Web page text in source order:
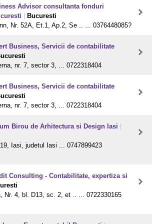
Advisor consultanta fonduri
Bucuresti
Nr. 52A, Et.1, Ap.2, Se .. ... 0376448085?
Business, Servicii de contabilitate
nr. 7, sector 3, ... 0722318404
Business, Servicii de contabilitate
nr. 7, sector 3, ... 0722318404
Birou de Arhitectura si Design Iasi
Iasi, judetul Iasi ... 0747899423
Consulting - Contabilitate, expertiza si
Nr. 4, bl. D13, sc. 2, et .. ... 0722330165